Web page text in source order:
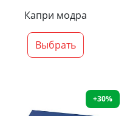
Капри модра
Выбрать
+30%